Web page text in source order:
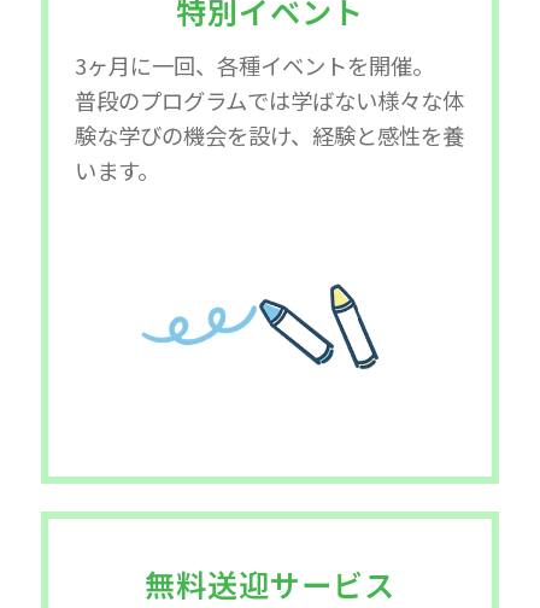
特別イベント
3ヶ月に一回、各種イベントを開催。
普段のプログラムでは学ばない様々な体
験な学びの機会を設け、経験と感性を養
います。
無料送迎サービス